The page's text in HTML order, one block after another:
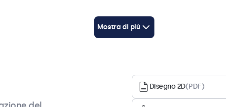
Compatibilità
13HD7M, 15HD7, 15VG7M, 15HD7M, 15SDI7M, 17HD7M,
17VG7M, 19VG7M, 19HD7M, 22HD7M, 22SDI7M,
24HD7M, 27HD7M, 32HD7M, 7TS7M, 8TSV7M, 10TS7,
Mostra di più
Disegno 2D(PDF)